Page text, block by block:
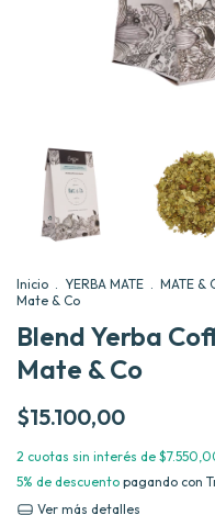
Inicio . YERBA MATE . MATE &
Mate & Co
Blend Yerba
Mate & Co
$15.100,00
2 cuotas sin interés de
5% de descuento pagando con
Ver más detalles